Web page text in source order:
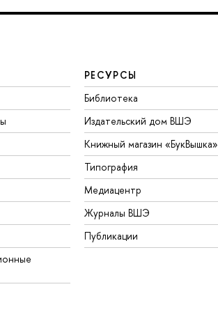
РЕСУРСЫ
Библиотека
Издательский дом ВШЭ
Книжный магазин «БукВышка»
Типография
Медиацентр
Журналы ВШЭ
Публикации